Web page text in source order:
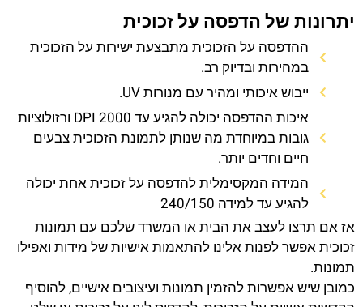
יתרונות של הדפסה על זכוכית
ההדפסה על הזכוכית מתבצעת ישירות על הזכוכית
במהירות ובדיוק רב.
ייבוש איכותי ומהיר עם מנורות UV.
איכות ההדפסה יכולה להגיע עד 2000 DPI ורזולוציות
גובות במיוחדת מה שנותן לתמונת הזכוכית צבעים
חיים וחדים יותר.
המידה המקסימלית להדפסה על זכוכית אחת יכולה
להגיע עד למידה 240/150
אז אם תרצו לעצב את הבית או המשרד שלכם עם תמונות
זכוכית אפשר לפנות אלינו להתאמות אישיות של מידות ואפילו
תמונות.
כמובן שיש אפשרות להזמין תמונות ועיצובים אישיים, להוסיף